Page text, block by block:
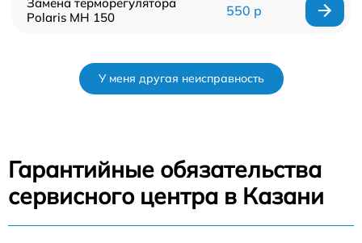
Polaris MH 150
550 р
У меня другая неисправность
Гарантийные обязательства
сервисного центра в Казани